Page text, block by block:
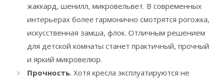
жаккард, шенилл, микровельвет. В современных
интерьерах более гармонично смотрятся рогожка,
искусственная замша, флок. Отличным решением
для детской комнаты станет практичный, прочный
и яркий микровелюр.
Прочность. Хотя кресла эксплуатируются не